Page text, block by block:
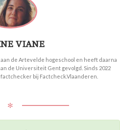
VIANE
de Artevelde hogeschool en heeft daarna
de Universiteit Gent gevolgd. Sinds 2022
bij Factcheck.Vlaanderen.
✻